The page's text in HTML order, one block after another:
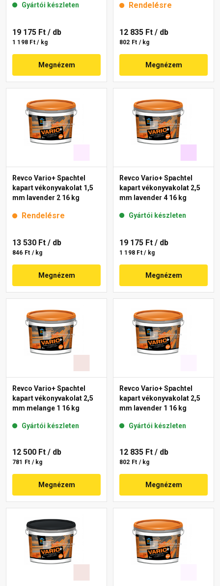
Gyártói készleten
19 175 Ft / db
1 198 Ft / kg
Megnézem
Rendelésre
12 835 Ft / db
802 Ft / kg
Megnézem
Revco Vario+ Spachtel
kapart vékonyvakolat 1,5
mm lavender 2 16 kg
Rendelésre
13 530 Ft / db
846 Ft / kg
Megnézem
Revco Vario+ Spachtel
kapart vékonyvakolat 2,5
mm lavender 4 16 kg
Gyártói készleten
19 175 Ft / db
1 198 Ft / kg
Megnézem
Revco Vario+ Spachtel
kapart vékonyvakolat 2,5
mm melange 1 16 kg
Gyártói készleten
12 500 Ft / db
781 Ft / kg
Megnézem
Revco Vario+ Spachtel
kapart vékonyvakolat 2,5
mm lavender 1 16 kg
Gyártói készleten
12 835 Ft / db
802 Ft / kg
Megnézem